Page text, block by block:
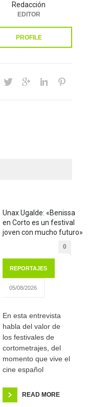
Redacción
EDITOR
PROFILE
Unax Ugalde: «Benissa
en Corto es un festival
joven con mucho futuro»
0
REPORTAJES
05/08/2026
En esta entrevista
habla del valor de
los festivales de
cortometrajes, del
momento que vive el
cine español
READ MORE